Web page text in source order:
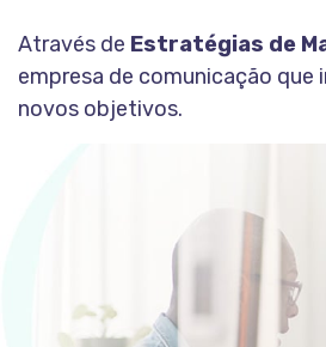
Através de Estratégias de
empresa de comunicação que
novos objetivos.
CONHEÇA A ESTAÇÃO INDOOR